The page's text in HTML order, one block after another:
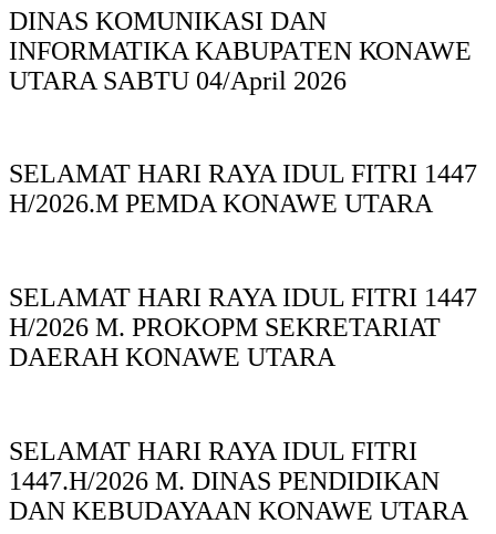
DINAS KOMUNIKASI DAN
INFORMATIKA KABUPAΤΕΝ ΚΟNAWE
UTARA SABTU 04/April 2026
SELAMAT HARI RAYA IDUL FITRI 1447
H/2026.M PEMDA KONAWE UTARA
SELAMAT HARI RAYA IDUL FITRI 1447
H/2026 M. PROKOPM SEKRETARIAT
DAERAH KONAWE UTARA
SELAMAT HARI RAYA IDUL FITRI
1447.H/2026 M. DINAS PENDIDIKAN
DAN KEBUDAYAAN KONAWE UTARA